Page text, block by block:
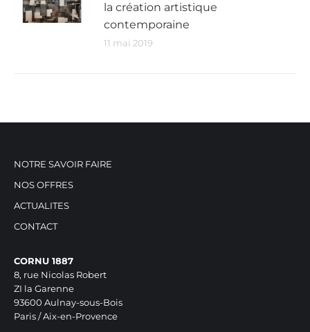
la création artistique
contemporaine
11 mai 2019
NOTRE SAVOIR FAIRE
NOS OFFRES
ACTUALITES
CONTACT
CORNU 1887
8, rue Nicolas Robert
ZI la Garenne
93600 Aulnay-sous-Bois
Paris / Aix-en-Provence